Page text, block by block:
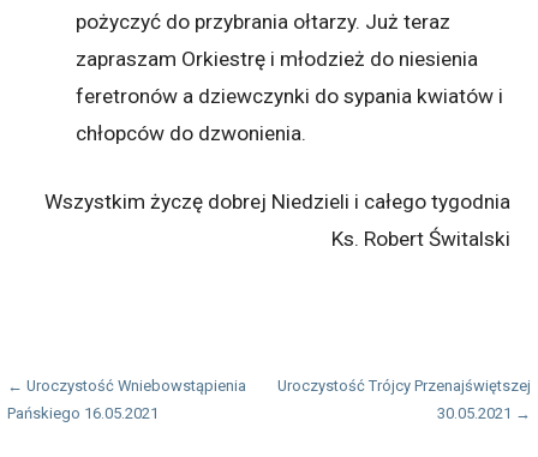
pożyczyć do przybrania ołtarzy. Już teraz
zapraszam Orkiestrę i młodzież do niesienia
feretronów a dziewczynki do sypania kwiatów i
chłopców do dzwonienia.
Wszystkim życzę dobrej Niedzieli i całego tygodnia
Ks. Robert Świtalski
Nawigacja
wpisu
← Uroczystość Wniebowstąpienia
Pańskiego 16.05.2021
Uroczystość Trójcy Przenajświętszej
30.05.2021 →